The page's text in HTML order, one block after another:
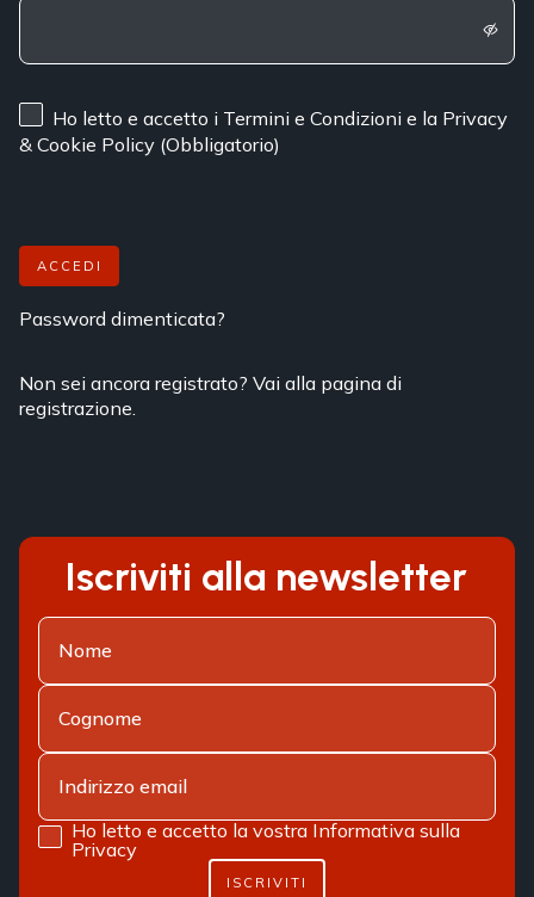
Ho letto e accetto i Termini e Condizioni e la Privacy
& Cookie Policy (Obbligatorio)
ACCEDI
Password dimenticata?
Non sei ancora registrato? Vai alla pagina di
registrazione.
Iscriviti alla newsletter
Ho letto e accetto la vostra Informativa sulla
Privacy
ISCRIVITI